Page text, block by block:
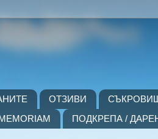
ОТЗИВИ
ПОДКРЕПА /